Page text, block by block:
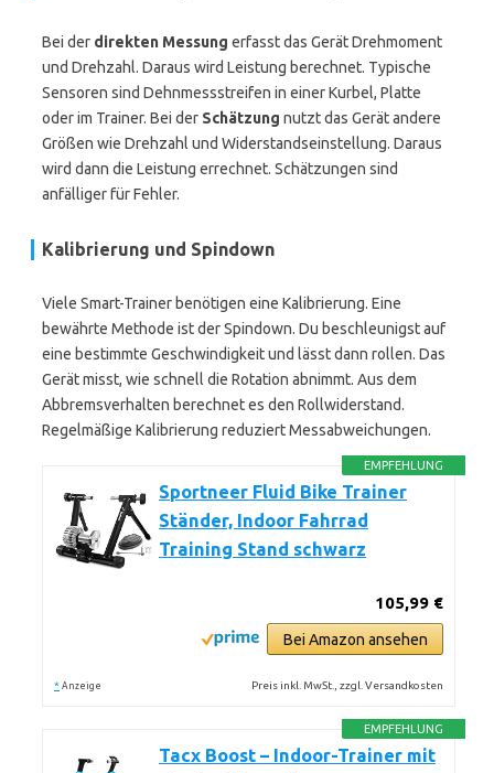
Bei der direkten Messung erfasst das Gerät Drehmoment
und Drehzahl. Daraus wird Leistung berechnet. Typische
Sensoren sind Dehnmessstreifen in einer Kurbel, Platte
oder im Trainer. Bei der Schätzung nutzt das Gerät andere
Größen wie Drehzahl und Widerstandseinstellung. Daraus
wird dann die Leistung errechnet. Schätzungen sind
anfälliger für Fehler.
Kalibrierung und Spindown
Viele Smart-Trainer benötigen eine Kalibrierung. Eine
bewährte Methode ist der Spindown. Du beschleunigst auf
eine bestimmte Geschwindigkeit und lässt dann rollen. Das
Gerät misst, wie schnell die Rotation abnimmt. Aus dem
Abbremsverhalten berechnet es den Rollwiderstand.
Regelmäßige Kalibrierung reduziert Messabweichungen.
EMPFEHLUNG
Sportneer Fluid Bike Trainer
Ständer, Indoor Fahrrad
Training Stand schwarz
105,99 €
Bei Amazon ansehen
* Anzeige Preis inkl. MwSt., zzgl. Versandkosten
EMPFEHLUNG
Tacx Boost – Indoor-Trainer mit